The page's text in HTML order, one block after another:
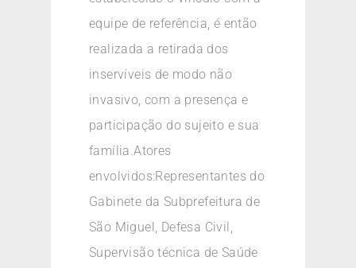
equipe de referência, é então
realizada a retirada dos
inservíveis de modo não
invasivo, com a presença e
participação do sujeito e sua
família.Atores
envolvidos:Representantes do
Gabinete da Subprefeitura de
São Miguel, Defesa Civil,
Supervisão técnica de Saúde